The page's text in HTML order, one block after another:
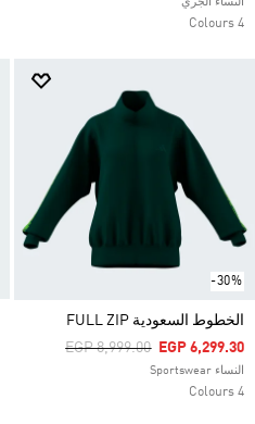
النساء الجري
4 Colours
-30%
الخطوط السعودية FULL ZIP
Price Reduced From
EGP 8,999.00ToEGP 6,299.30
النساء Sportswear
4 Colours